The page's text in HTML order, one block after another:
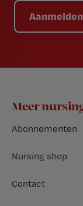
Aanmelden
Footer
Meer
Abonnementen
Nursing shop
Contact